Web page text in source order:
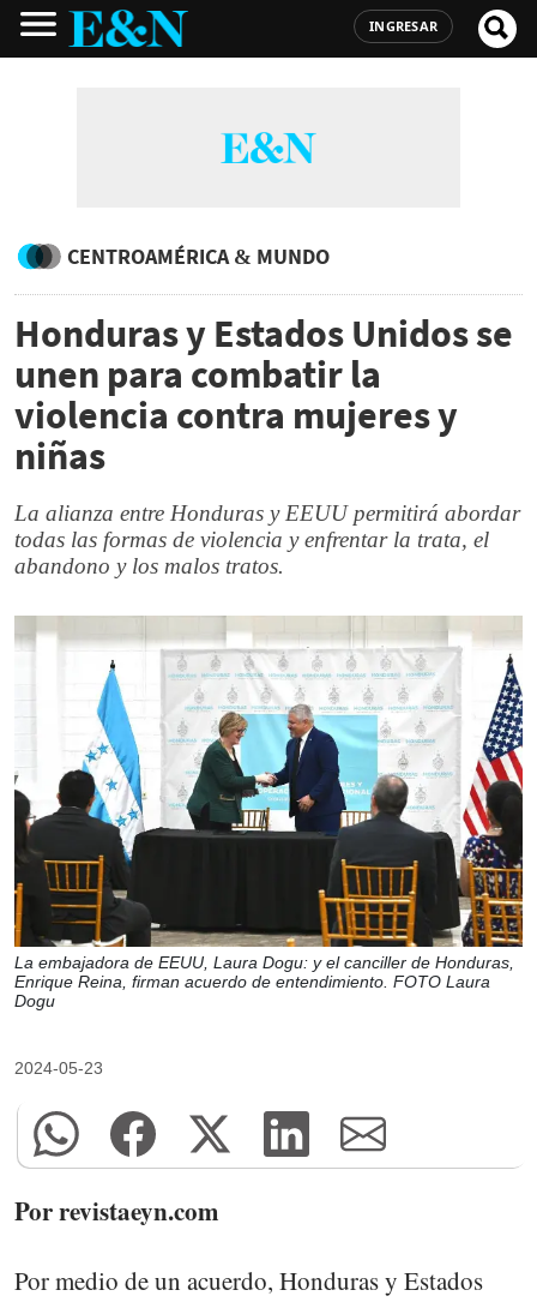
INGRESAR
CENTROAMÉRICA & MUNDO
Honduras y Estados Unidos se
unen para combatir la
violencia contra mujeres y
niñas
La alianza entre Honduras y EEUU permitirá abordar
todas las formas de violencia y enfrentar la trata, el
abandono y los malos tratos.
La embajadora de EEUU, Laura Dogu: y el canciller de Honduras,
Enrique Reina, firman acuerdo de entendimiento. FOTO Laura
Dogu
2024-05-23
Por revistaeyn.com
Por medio de un acuerdo, Honduras y Estados